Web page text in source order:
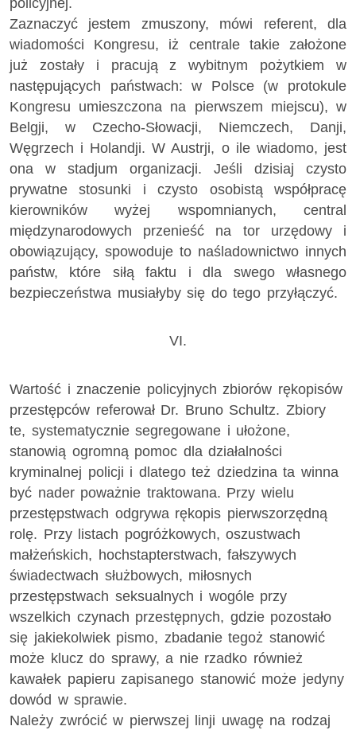
Zaznaczyć jestem zmuszony, mówi referent, dla
wiadomości Kongresu, iż centrale takie założone
już zostały i pracują z wybitnym pożytkiem w
następujących państwach: w Polsce (w protokule
Kongresu umieszczona na pierwszem miejscu), w
Belgji, w Czecho-Słowacji, Niemczech, Danji,
Węgrzech i Holandji. W Austrji, o ile wiadomo, jest
ona w stadjum organizacji. Jeśli dzisiaj czysto
prywatne stosunki i czysto osobistą współpracę
kierowników wyżej wspomnianych, central
międzynarodowych przenieść na tor urzędowy i
obowiązujący, spowoduje to naśladownictwo innych
państw, które siłą faktu i dla swego własnego
bezpieczeństwa musiałyby się do tego przyłączyć.
VI.
Wartość i znaczenie policyjnych zbiorów rękopisów
przestępców referował Dr. Bruno Schultz. Zbiory
te, systematycznie segregowane i ułożone,
stanowią ogromną pomoc dla działalności
kryminalnej policji i dlatego też dziedzina ta winna
być nader poważnie traktowana. Przy wielu
przestępstwach odgrywa rękopis pierwszorzędną
rolę. Przy listach pogróżkowych, oszustwach
małżeńskich, hochstapterstwach, fałszywych
świadectwach służbowych, miłosnych
przestępstwach seksualnych i wogóle przy
wszelkich czynach przestępnych, gdzie pozostało
się jakiekolwiek pismo, zbadanie tegoż stanowić
może klucz do sprawy, a nie rzadko również
kawałek papieru zapisanego stanowić może jedyny
dowód w sprawie.
Należy zwrócić w pierwszej linji uwagę na rodzaj